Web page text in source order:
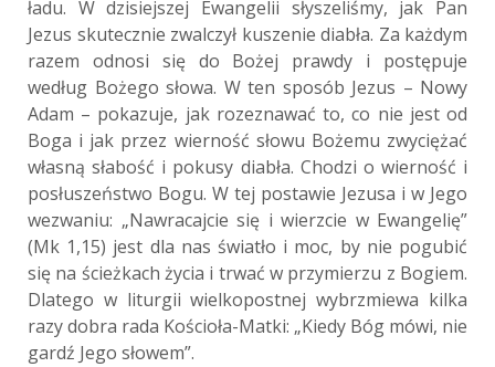
ładu. W dzisiejszej Ewangelii słyszeliśmy, jak Pan
Jezus skutecznie zwalczył kuszenie diabła. Za każdym
razem odnosi się do Bożej prawdy i postępuje
według Bożego słowa. W ten sposób Jezus – Nowy
Adam – pokazuje, jak rozeznawać to, co nie jest od
Boga i jak przez wierność słowu Bożemu zwyciężać
własną słabość i pokusy diabła. Chodzi o wierność i
posłuszeństwo Bogu. W tej postawie Jezusa i w Jego
wezwaniu: „Nawracajcie się i wierzcie w Ewangelię”
(Mk 1,15) jest dla nas światło i moc, by nie pogubić
się na ścieżkach życia i trwać w przymierzu z Bogiem.
Dlatego w liturgii wielkopostnej wybrzmiewa kilka
razy dobra rada Kościoła-Matki: „Kiedy Bóg mówi, nie
gardź Jego słowem”.